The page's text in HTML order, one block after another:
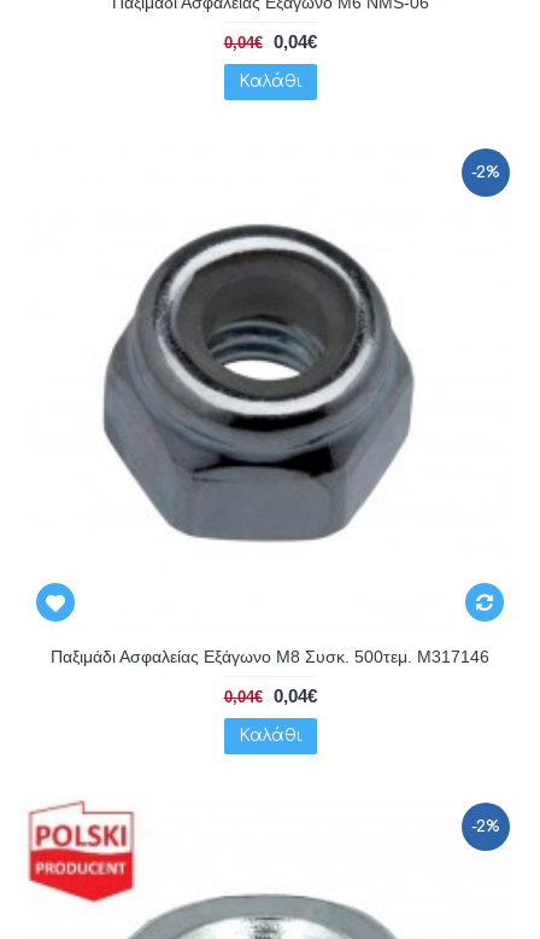
0,04€ 0,04€
Καλάθι
-2%
Παξιμάδι Ασφαλείας Εξάγωνο Μ8 Συσκ. 500τεμ. M317146
0,04€ 0,04€
Καλάθι
-2%